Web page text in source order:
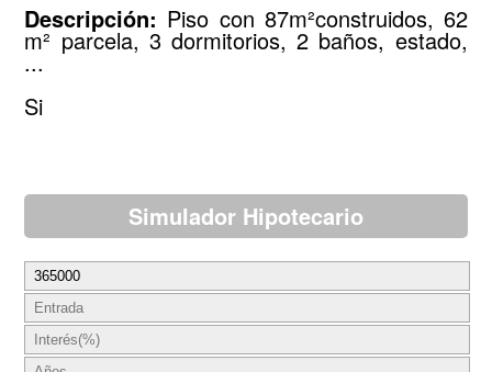
Descripción: Piso con 87m²construidos, 62
m² parcela, 3 dormitorios, 2 baños, estado,
...
Si
Simulador Hipotecario